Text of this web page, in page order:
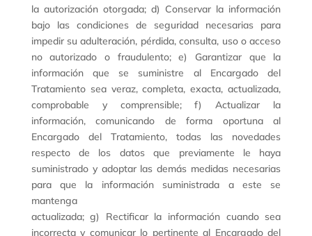
la autorización otorgada; d) Conservar la información
bajo las condiciones de seguridad necesarias para
impedir su adulteración, pérdida, consulta, uso o acceso
no autorizado o fraudulento; e) Garantizar que la
información que se suministre al Encargado del
Tratamiento sea veraz, completa, exacta, actualizada,
comprobable y comprensible; f) Actualizar la
información, comunicando de forma oportuna al
Encargado del Tratamiento, todas las novedades
respecto de los datos que previamente le haya
suministrado y adoptar las demás medidas necesarias
para que la información suministrada a este se
mantenga
actualizada; g) Rectificar la información cuando sea
incorrecta y comunicar lo pertinente al Encargado del